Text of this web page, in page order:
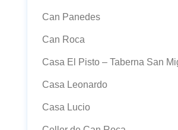
Can Panedes
Can Roca
Casa El Pisto – Taberna San
Casa Leonardo
Casa Lucio